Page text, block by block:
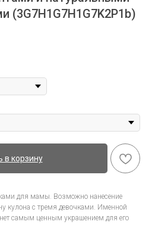
(3G7H1G7H1G7K2P1b)
в корзину
для мамы. Возможно нанесение
кулона с тремя девочками. Именной
самым ценным украшением для его